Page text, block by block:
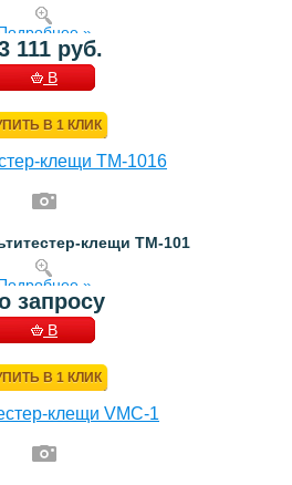
»
111 руб.
В
В 1 КЛИК
клещи TM-1016
клещи TM-101
»
запросу
В
В 1 КЛИК
клещи VMC-1